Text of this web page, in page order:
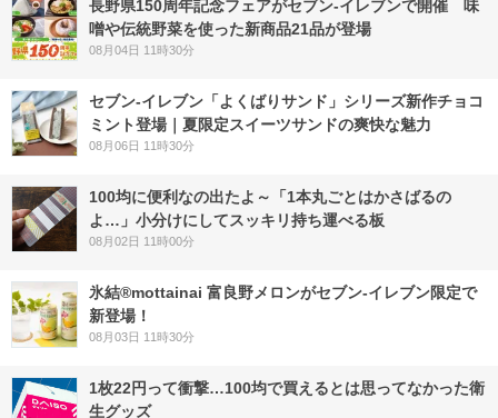
長野県150周年記念フェアがセブン-イレブンで開催 味
噌や伝統野菜を使った新商品21品が登場
08月04日 11時30分
セブン‐イレブン「よくばりサンド」シリーズ新作チョコ
ミント登場｜夏限定スイーツサンドの爽快な魅力
08月06日 11時30分
100均に便利なの出たよ～「1本丸ごとはかさばるの
よ…」小分けにしてスッキリ持ち運べる板
08月02日 11時00分
氷結®mottainai 富良野メロンがセブン‐イレブン限定で
新登場！
08月03日 11時30分
1枚22円って衝撃…100均で買えるとは思ってなかった衛
生グッズ